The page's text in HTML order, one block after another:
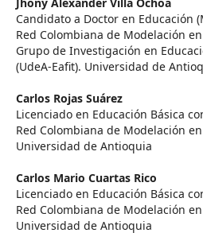
Candidato a Doctor en Educación
Red Colombiana de Modelación
Grupo de Investigación en
(UdeA-Eafit). Universidad de
Carlos Rojas Suárez
Licenciado en Educación Básica
Red Colombiana de Modelación
Universidad de Antioquia
Carlos Mario Cuartas Rico
Licenciado en Educación Básica
Red Colombiana de Modelación
Universidad de Antioquia